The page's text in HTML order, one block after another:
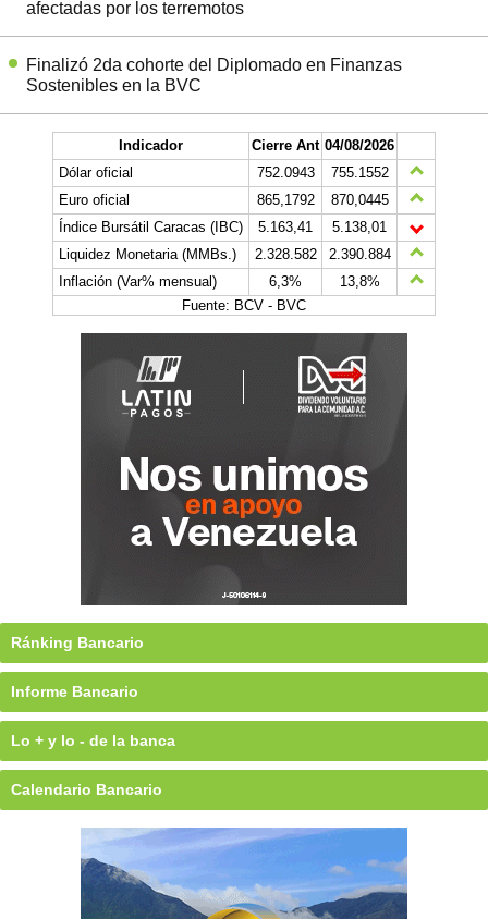
afectadas por los terremotos
Finalizó 2da cohorte del Diplomado en Finanzas
Sostenibles en la BVC
Indicador Cierre Ant 04/08/2026
Dólar oficial
752.0943
755.1552
Euro oficial
865,1792
870,0445
Índice Bursátil Caracas (IBC)
5.163,41
5.138,01
Liquidez Monetaria (MMBs.)
2.328.582
2.390.884
Inflación (Var% mensual)
6,3%
13,8%
Fuente: BCV - BVC
Ránking Bancario
Informe Bancario
Lo + y lo - de la banca
Calendario Bancario